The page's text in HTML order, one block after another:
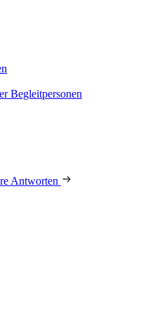
Begleitpersonen
Antworten